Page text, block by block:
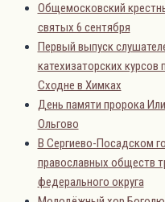
Общемосковский
святых 6 сентября
Первый выпуск
катехизаторских
Сходне в Химках
День памяти пророка
Ольгово
В Сергиево-Посадском
православных обществ
федерального округа